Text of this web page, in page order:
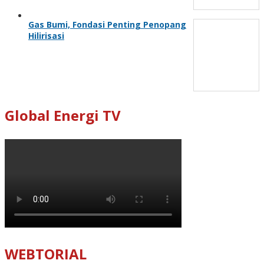
Gas Bumi, Fondasi Penting Penopang
Hilirisasi
Global Energi TV
WEBTORIAL